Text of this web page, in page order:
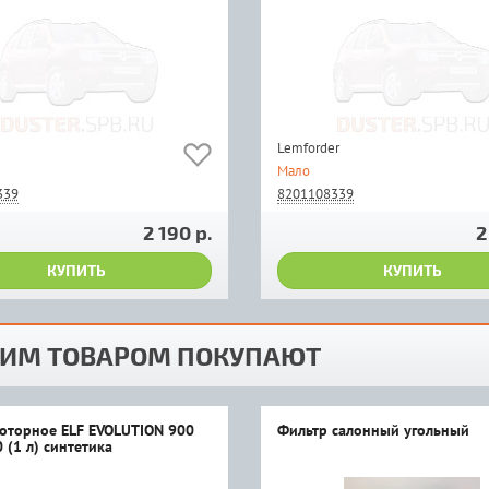
2 190 р.
КУПИТЬ
Lemforder
Мало
8201108339
КУПИТЬ
ТОВАРОМ ПОКУПАЮТ
ELF EVOLUTION 900
(1 л) синтетика
Фильтр салонный угольный